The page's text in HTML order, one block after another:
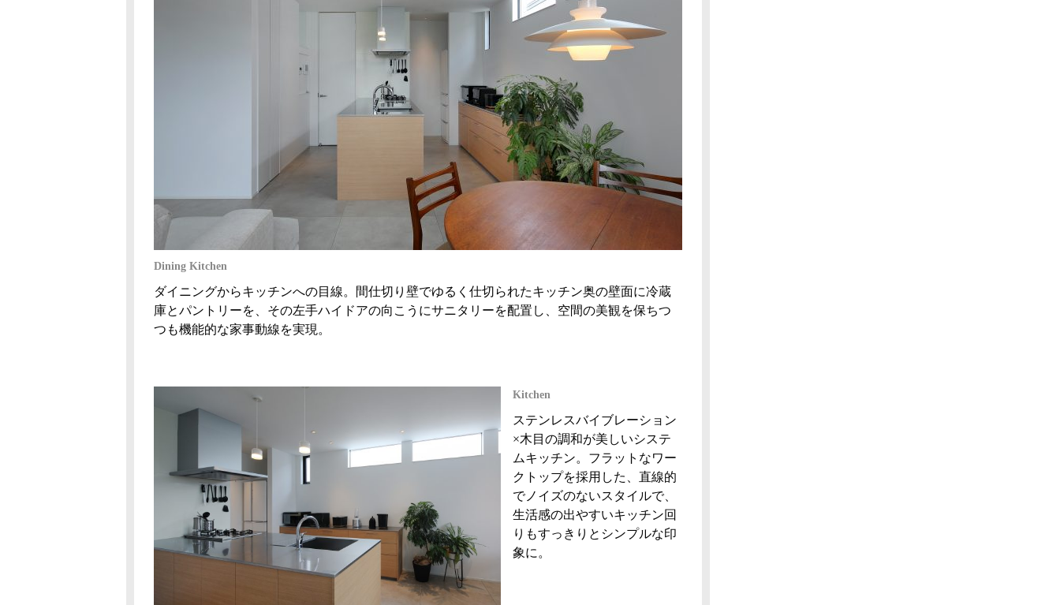
Dining Kitchen
ダイニングからキッチンへの目線。間仕切り壁でゆるく仕切られたキッチン奥の壁面に冷蔵
庫とパントリーを、その左手ハイドアの向こうにサニタリーを配置し、空間の美観を保ちつ
つも機能的な家事動線を実現。
Kitchen
ステンレスバイブレーション
×木目の調和が美しいシステ
ムキッチン。フラットなワー
クトップを採用した、直線的
でノイズのないスタイルで、
生活感の出やすいキッチン回
りもすっきりとシンプルな印
象に。